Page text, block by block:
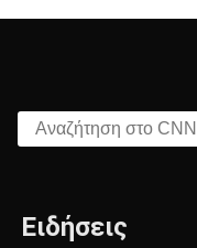
Αναζήτηση στο CNN.gr
Ειδήσεις